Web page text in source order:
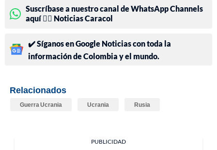
Suscríbase a nuestro canal de WhatsApp Channels
aquí 👉🏻 Noticias Caracol
✔️ Síganos en Google Noticias con toda la
información de Colombia y el mundo.
Relacionados
Guerra Ucrania Ucrania Rusia
PUBLICIDAD